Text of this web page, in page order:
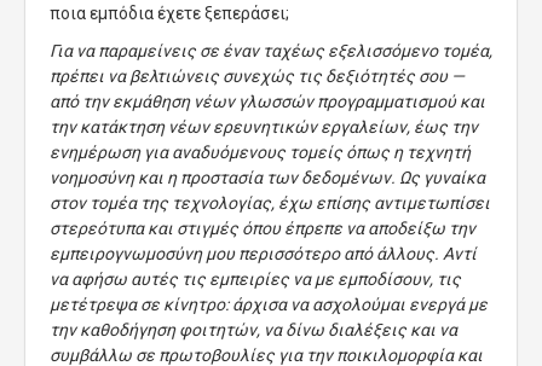
ποια εμπόδια έχετε ξεπεράσει;
Για να παραμείνεις σε έναν ταχέως εξελισσόμενο τομέα,
πρέπει να βελτιώνεις συνεχώς τις δεξιότητές σου —
από την εκμάθηση νέων γλωσσών προγραμματισμού και
την κατάκτηση νέων ερευνητικών εργαλείων, έως την
ενημέρωση για αναδυόμενους τομείς όπως η τεχνητή
νοημοσύνη και η προστασία των δεδομένων. Ως γυναίκα
στον τομέα της τεχνολογίας, έχω επίσης αντιμετωπίσει
στερεότυπα και στιγμές όπου έπρεπε να αποδείξω την
εμπειρογνωμοσύνη μου περισσότερο από άλλους. Αντί
να αφήσω αυτές τις εμπειρίες να με εμποδίσουν, τις
μετέτρεψα σε κίνητρο: άρχισα να ασχολούμαι ενεργά με
την καθοδήγηση φοιτητών, να δίνω διαλέξεις και να
συμβάλλω σε πρωτοβουλίες για την ποικιλομορφία και